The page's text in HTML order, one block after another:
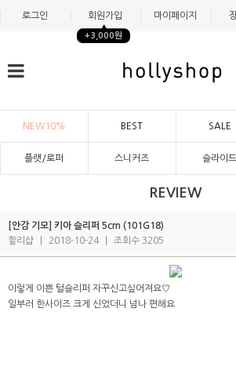
로그인 회원가입
+3,000원
마이페이지
NEW10% BEST SALE
플랫/로퍼 스니커즈 슬라이드
REVIEW
[안감 기모] 키아 슬리퍼 5cm (101G18)
할리샵
2018-10-24 조회수 3205
이렇게 이쁜 털슬리퍼 자꾸신고싶어져요♡
일부러 한사이즈 크게 신었더니 넘나 편해요